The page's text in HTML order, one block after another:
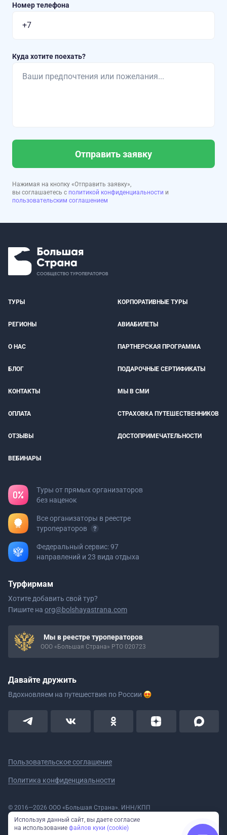
Номер телефона
Куда хотите поехать?
Отправить заявку
Нажимая на кнопку «Отправить заявку»,
вы соглашаетесь с политикой конфиденциальности и
пользовательским соглашением
ТУРЫ КОРПОРАТИВНЫЕ ТУРЫ
РЕГИОНЫ АВИАБИЛЕТЫ
О НАС ПАРТНЕРСКАЯ ПРОГРАММА
БЛОГ ПОДАРОЧНЫЕ СЕРТИФИКАТЫ
КОНТАКТЫ МЫ В СМИ
ОПЛАТА СТРАХОВКА ПУТЕШЕСТВЕННИКОВ
ОТЗЫВЫ ДОСТОПРИМЕЧАТЕЛЬНОСТИ
ВЕБИНАРЫ
Туры от прямых организаторов
без наценок
Все организаторы в реестре
туроператоров
Федеральный сервис: 97
направлений и 23 вида отдыха
Турфирмам
Хотите добавить свой тур?
Пишите на org@bolshayastrana.com
Мы в реестре туроператоров
ООО «Большая Страна» РТО 020723
Давайте дружить
Вдохновляем на путешествия по России
Пользовательское соглашение
Политика конфиденциальности
© 2016—2026 ООО «Большая Страна». ИНН/КПП
5908078160/590801001 ОГРН 1185958020533
Номер в реестре Роскомнадзора № 59-18-006319 (Приказ № 321 от
11.10.2018)
Используя данный сайт, вы даете согласие
на использование файлов куки (cookie)